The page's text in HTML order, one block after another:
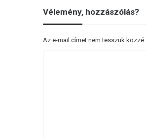
r
k
v
Vélemény, hozzászólás?
Az e-mail címet nem tesszük közzé.